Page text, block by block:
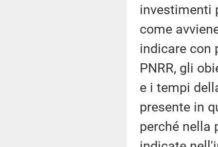
investimenti
come
indicare con
PNRR, gli
e i tempi
presente in
perché nella